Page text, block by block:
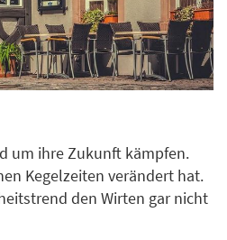
um ihre Zukunft kämpfen.
Kegelzeiten verändert hat.
den Wirten gar nicht